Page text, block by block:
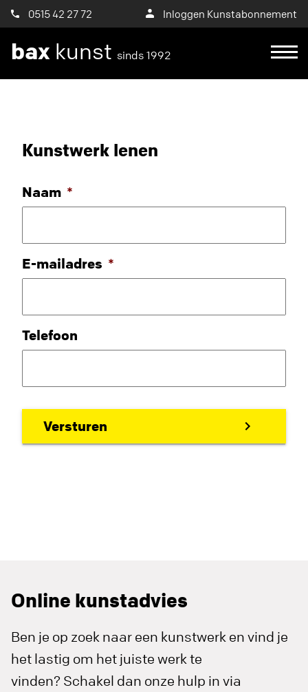
0515 42 27 72 Inloggen Kunstabonnement
bax kunst sinds 1992
Kunstwerk lenen
Naam *
E-mailadres *
Telefoon
Online kunstadvies
Ben je op zoek naar een kunstwerk en vind je
het lastig om het juiste werk te
vinden? Schakel dan onze hulp in via